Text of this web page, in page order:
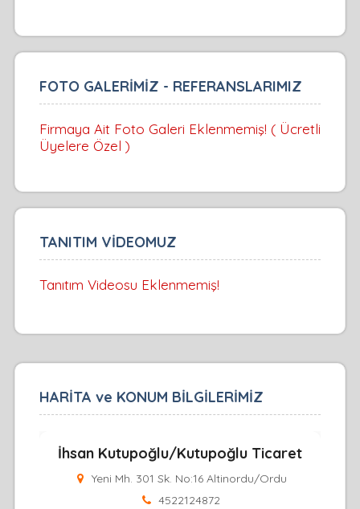
FOTO GALERİMİZ - REFERANSLARIMIZ
Firmaya Ait Foto Galeri Eklenmemiş! ( Ücretli
Üyelere Özel )
TANITIM VİDEOMUZ
Tanıtım Videosu Eklenmemiş!
HARİTA ve KONUM BİLGİLERİMİZ
İhsan Kutupoğlu/Kutupoğlu Ticaret
Yeni Mh. 301 Sk. No:16 Altinordu/Ordu
4522124872